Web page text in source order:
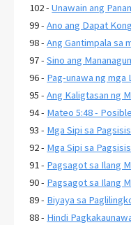
102 -Unawain ang
99 -Ano ang Dapat
98 -Ang Gantimpala sa
97 -Sino ang
96 - Pag-unawa ng mga
95 -Ang Kaligtasan ng
94 - Mateo 5:48 -
93 - Mga Sipi sa
92 - Mga Sipi sa
91 - Pagsagot sa Ilang
90 - Pagsagot sa Ilang
89 - Biyaya sa
88 - Hindi